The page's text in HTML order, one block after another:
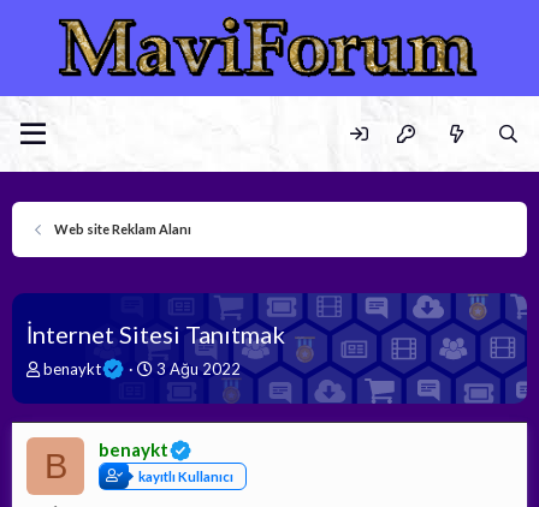
Web site Reklam Alanı
İnternet Sitesi Tanıtmak
K
n
u
y
u
benaykt
B
ş
a
n
g
3 Ağu 2022
B benaykt
kayıtlı Kullanıcı